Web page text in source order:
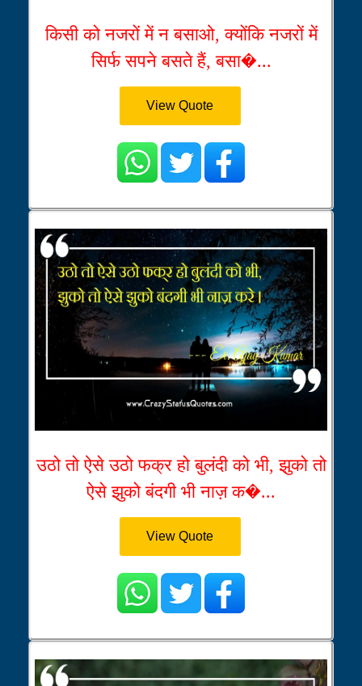
किसी को नजरों में न बसाओ, क्योंकि नजरों में
सिर्फ सपने बसते हैं, बसा�...
View Quote
उठो तो ऐसे उठो फक्र हो बुलंदी को भी, झुको तो
ऐसे झुको बंदगी भी नाज़ क�...
View Quote